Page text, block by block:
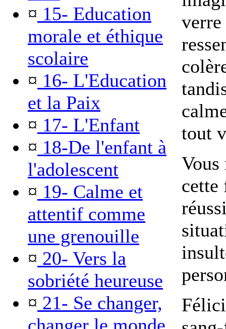
¤ 15- Education
morale et éthique
scolaire
¤ 16- L'Education
et la Paix
¤ 17- L'Enfant
¤ 18-De l'enfant à
l'adolescent
¤ 19- Calme et
attentif comme
une grenouille
¤ 20- Vers la
sobriété heureuse
¤ 21- Se changer,
tout
Vous
cette